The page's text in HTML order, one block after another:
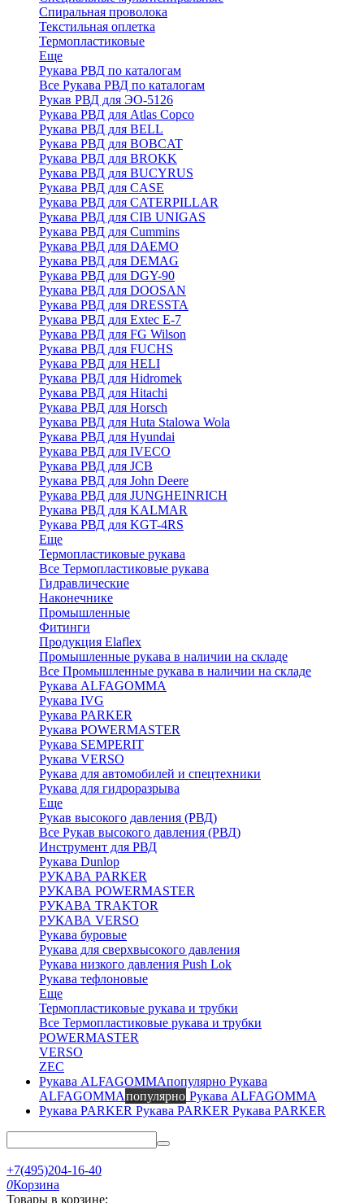
Спиральная проволока
Текстильная оплетка
Термопластиковые
Еще
Рукава РВД по каталогам
Все Рукава РВД по каталогам
Рукав РВД для ЭО-5126
Рукава РВД для Atlas Copco
Рукава РВД для BELL
Рукава РВД для BOBCAT
Рукава РВД для BROKK
Рукава РВД для BUCYRUS
Рукава РВД для CASE
Рукава РВД для CATERPILLAR
Рукава РВД для CIB UNIGAS
Рукава РВД для Cummins
Рукава РВД для DAEMO
Рукава РВД для DEMAG
Рукава РВД для DGY-90
Рукава РВД для DOOSAN
Рукава РВД для DRESSTA
Рукава РВД для Extec E-7
Рукава РВД для FG Wilson
Рукава РВД для FUCHS
Рукава РВД для HELI
Рукава РВД для Hidromek
Рукава РВД для Hitachi
Рукава РВД для Horsch
Рукава РВД для Huta Stalowa Wola
Рукава РВД для Hyundai
Рукава РВД для IVECO
Рукава РВД для JCB
Рукава РВД для John Deere
Рукава РВД для JUNGHEINRICH
Рукава РВД для KALMAR
Рукава РВД для KGT-4RS
Еще
Термопластиковые рукава
Все Термопластиковые рукава
Гидравлические
Наконечнике
Промышленные
Фитинги
Продукция Elaflex
Промышленные рукава в наличии на складе
Все Промышленные рукава в наличии на складе
Рукава ALFAGOMMA
Рукава IVG
Рукава PARKER
Рукава POWERMASTER
Рукава SEMPERIT
Рукава VERSO
Рукава для автомобилей и спецтехники
Рукава для гидроразрыва
Еще
Рукав высокого давления (РВД)
Все Рукав высокого давления (РВД)
Инструмент для РВД
Рукава Dunlop
РУКАВА PARKER
РУКАВА POWERMASTER
РУКАВА TRAKTOR
РУКАВА VERSO
Рукава буровые
Рукава для сверхвысокого давления
Рукава низкого давления Push Lok
Рукава тефлоновые
Еще
Термопластиковые рукава и трубки
Все Термопластиковые рукава и трубки
POWERMASTER
VERSO
ZEC
Рукава
ALFAGOMMAпопулярно Рукава ALFAGOMMA
Рукава PARKER Рукава PARKER
+7(495)204-16-40
0Корзина
Товары в корзине: